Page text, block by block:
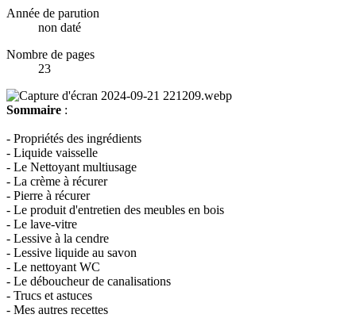
Année de parution
non daté
Nombre de pages
23
Sommaire :
- Propriétés des ingrédients
- Liquide vaisselle
- Le Nettoyant multiusage
- La crème à récurer
- Pierre à récurer
- Le produit d'entretien des meubles en bois
- Le lave-vitre
- Lessive à la cendre
- Lessive liquide au savon
- Le nettoyant WC
- Le déboucheur de canalisations
- Trucs et astuces
- Mes autres recettes